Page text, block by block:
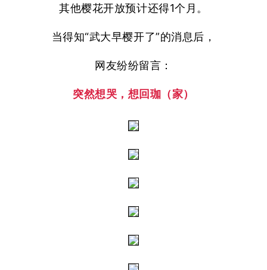
其他樱花开放预计还得1个月。
当得知“武大早樱开了”的消息后，
网友纷纷留言：
突然想哭，想回珈（家）